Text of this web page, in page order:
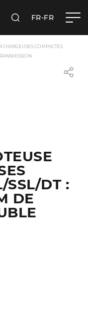
RECHERCHER
FR-FR
COMPACTES
SSL/DT :
DE